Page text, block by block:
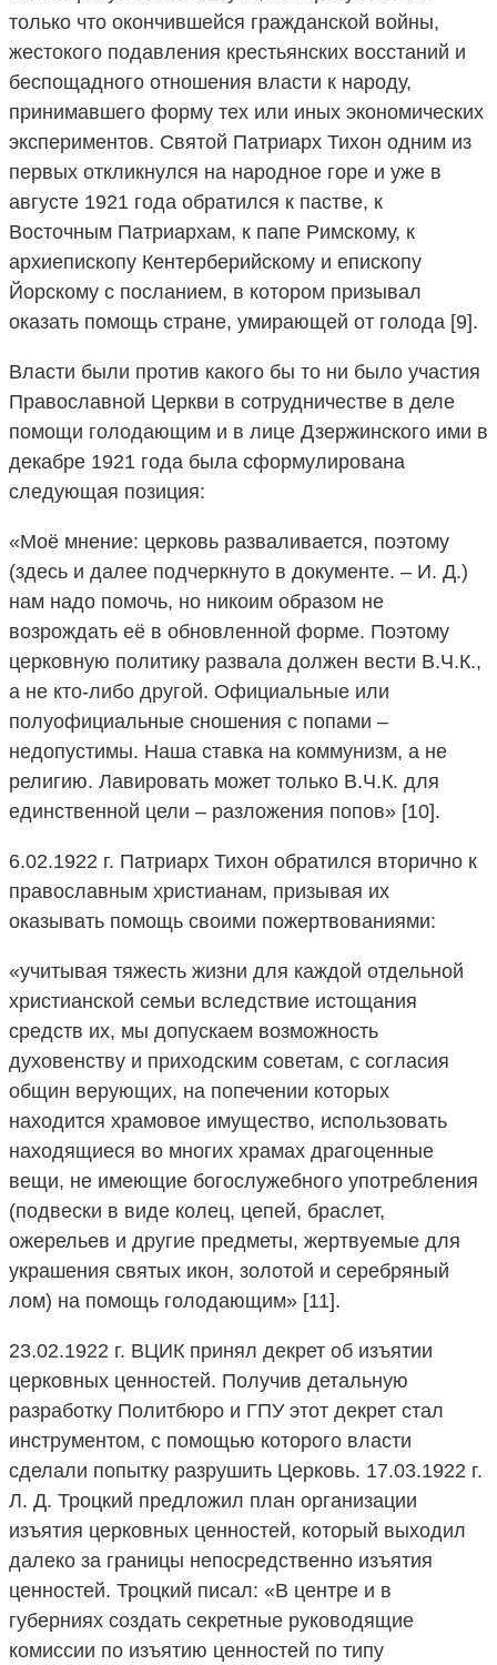
только что окончившейся гражданской войны,
жестокого подавления крестьянских восстаний и
беспощадного отношения власти к народу,
принимавшего форму тех или иных экономических
экспериментов. Святой Патриарх Тихон одним из
первых откликнулся на народное горе и уже в
августе 1921 года обратился к пастве, к
Восточным Патриархам, к папе Римскому, к
архиепископу Кентерберийскому и епископу
Йорскому с посланием, в котором призывал
оказать помощь стране, умирающей от голода [9].
Власти были против какого бы то ни было участия
Православной Церкви в сотрудничестве в деле
помощи голодающим и в лице Дзержинского ими в
декабре 1921 года была сформулирована
следующая позиция:
«Моё мнение: церковь разваливается, поэтому
(здесь и далее подчеркнуто в документе. – И. Д.)
нам надо помочь, но никоим образом не
возрождать её в обновленной форме. Поэтому
церковную политику развала должен вести В.Ч.К.,
а не кто-либо другой. Официальные или
полуофициальные сношения с попами –
недопустимы. Наша ставка на коммунизм, а не
религию. Лавировать может только В.Ч.К. для
единственной цели – разложения попов» [10].
6.02.1922 г. Патриарх Тихон обратился вторично к
православным христианам, призывая их
оказывать помощь своими пожертвованиями:
«учитывая тяжесть жизни для каждой отдельной
христианской семьи вследствие истощания
средств их, мы допускаем возможность
духовенству и приходским советам, с согласия
общин верующих, на попечении которых
находится храмовое имущество, использовать
находящиеся во многих храмах драгоценные
вещи, не имеющие богослужебного употребления
(подвески в виде колец, цепей, браслет,
ожерельев и другие предметы, жертвуемые для
украшения святых икон, золотой и серебряный
лом) на помощь голодающим» [11].
23.02.1922 г. ВЦИК принял декрет об изъятии
церковных ценностей. Получив детальную
разработку Политбюро и ГПУ этот декрет стал
инструментом, с помощью которого власти
сделали попытку разрушить Церковь. 17.03.1922 г.
Л. Д. Троцкий предложил план организации
изъятия церковных ценностей, который выходил
далеко за границы непосредственно изъятия
ценностей. Троцкий писал: «В центре и в
губерниях создать секретные руководящие
комиссии по изъятию ценностей по типу